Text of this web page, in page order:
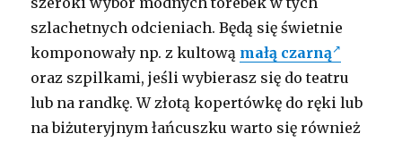
szlachetnych odcieniach. Będą się świetnie
komponowały np. z kultową małą czarną
oraz szpilkami, jeśli wybierasz się do teatru
lub na randkę. W złotą kopertówkę do ręki lub
na biżuteryjnym łańcuszku warto się również